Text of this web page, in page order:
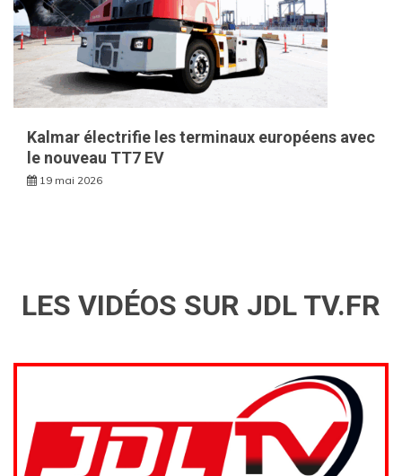
Kalmar électrifie les terminaux européens avec
le nouveau TT7 EV
19 mai 2026
LES VIDÉOS SUR JDL TV.FR